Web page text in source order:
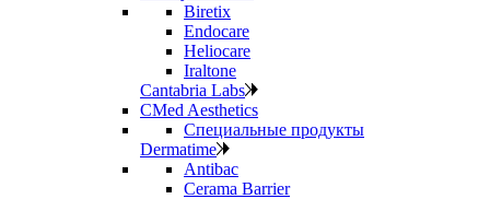
Biretix
Endocare
Heliocare
Iraltone
Cantabria Labs
CMed Aesthetics
Специальные продукты
Dermatime
Antibac
Cerama Barrier